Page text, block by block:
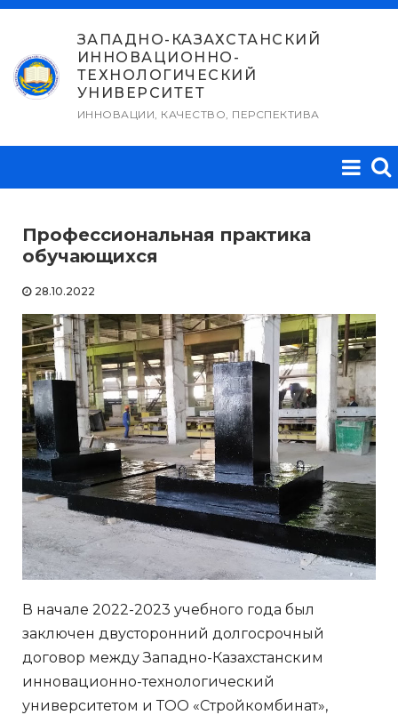
Перейти
содержимому
ЗАПАДНО-КАЗАХСТАНСКИЙ
ИННОВАЦИОННО-
ТЕХНОЛОГИЧЕСКИЙ
УНИВЕРСИТЕТ
ИННОВАЦИИ, КАЧЕСТВО, ПЕРСПЕКТИВА
Профессиональная практика
обучающихся
28.10.2022
В начале 2022-2023 учебного года был
заключен двусторонний долгосрочный
договор между Западно-Казахстанским
инновационно-технологический
университетом и ТОО «Стройкомбинат»,